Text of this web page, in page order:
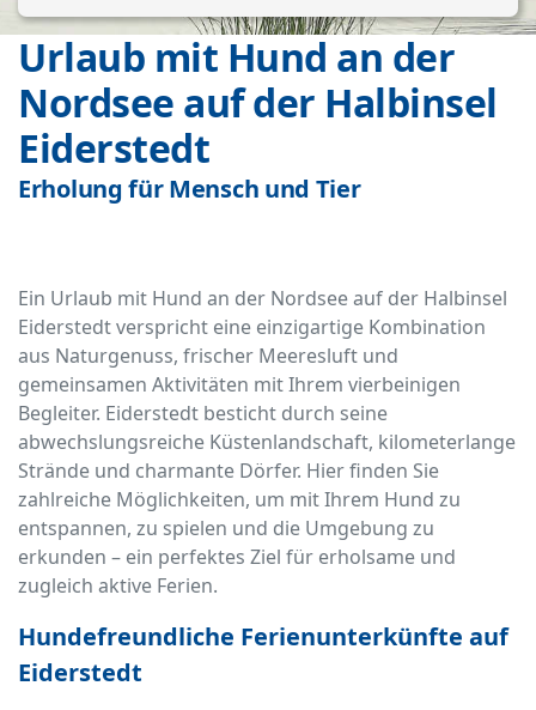
Urlaub mit Hund an der
Nordsee auf der Halbinsel
Eiderstedt
Erholung für Mensch und Tier
Ein Urlaub mit Hund an der Nordsee auf der Halbinsel
Eiderstedt verspricht eine einzigartige Kombination
aus Naturgenuss, frischer Meeresluft und
gemeinsamen Aktivitäten mit Ihrem vierbeinigen
Begleiter. Eiderstedt besticht durch seine
abwechslungsreiche Küstenlandschaft, kilometerlange
Strände und charmante Dörfer. Hier finden Sie
zahlreiche Möglichkeiten, um mit Ihrem Hund zu
entspannen, zu spielen und die Umgebung zu
erkunden – ein perfektes Ziel für erholsame und
zugleich aktive Ferien.
Hundefreundliche Ferienunterkünfte auf
Eiderstedt